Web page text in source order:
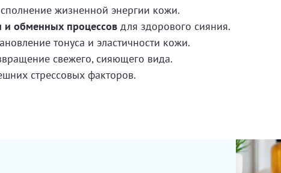
жизненной энергии кожи.
и обменных процессов для здорового сияния.
тонуса и эластичности кожи.
свежего, сияющего вида.
стрессовых факторов.